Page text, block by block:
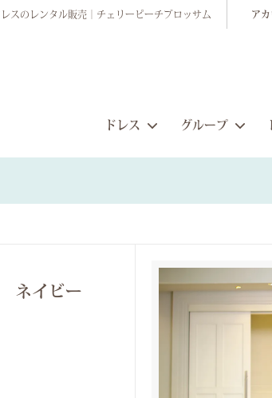
スのレンタル販売｜チェリーピーチブロッサム アカ
ドレス グループ
ネイビー